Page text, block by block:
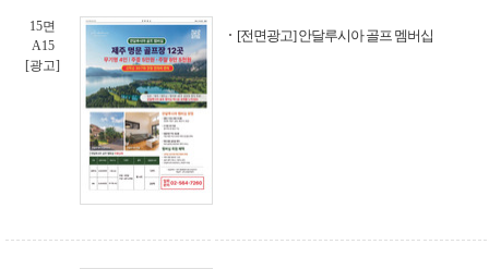
15면
A15
[광고]
[전면광고] 안달루시아 골프 멤버십